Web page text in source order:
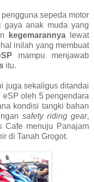
sepeda motor
gaya anak muda yang
kegemarannya lewat
inilah yang membuat
mampu menjawab
itu.
juga sekaligus ditandai
oleh 5 pengendara
kondisi tangki bahan
safety riding gear,
Cafe menuju Panajam
di Tanah Grogot.